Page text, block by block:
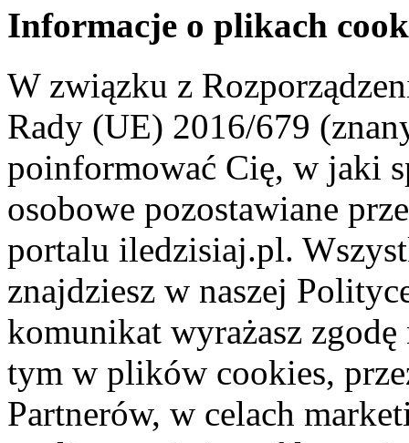
Informacje o plikach
W związku z
Rady (UE) 2016/679
poinformować Cię, w jaki
osobowe pozostawiane
portalu iledzisiaj.pl.
znajdziesz w naszej
komunikat wyrażasz
tym w plików cookies,
Partnerów, w celach